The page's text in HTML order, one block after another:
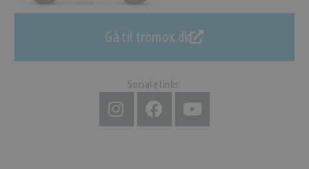
Gå til tromox.dk
Sociale links: